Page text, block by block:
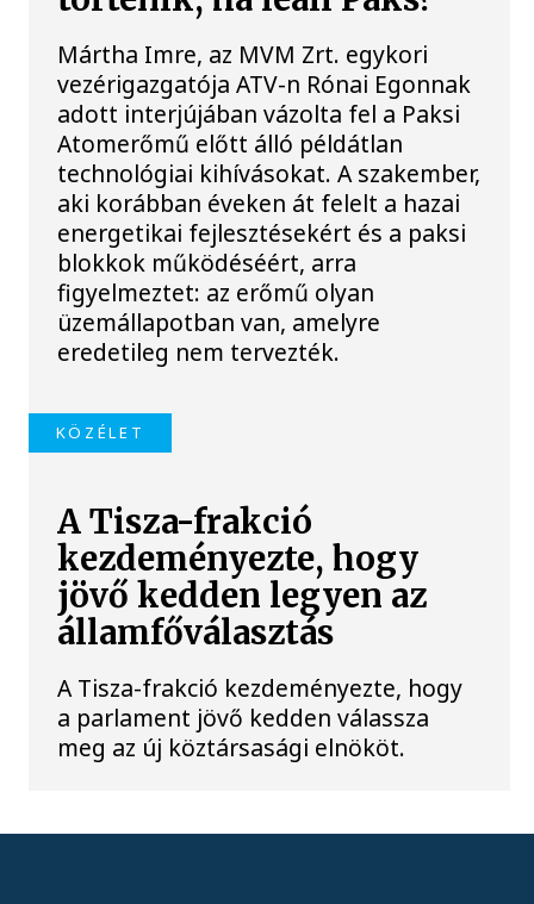
Mártha Imre, az MVM Zrt. egykori
vezérigazgatója ATV-n Rónai Egonnak
adott interjújában vázolta fel a Paksi
Atomerőmű előtt álló példátlan
technológiai kihívásokat. A szakember,
aki korábban éveken át felelt a hazai
energetikai fejlesztésekért és a paksi
blokkok működéséért, arra
figyelmeztet: az erőmű olyan
üzemállapotban van, amelyre
eredetileg nem tervezték.
KÖZÉLET
A Tisza-frakció
kezdeményezte, hogy
jövő kedden legyen az
államfőválasztás
A Tisza-frakció kezdeményezte, hogy
a parlament jövő kedden válassza
meg az új köztársasági elnököt.